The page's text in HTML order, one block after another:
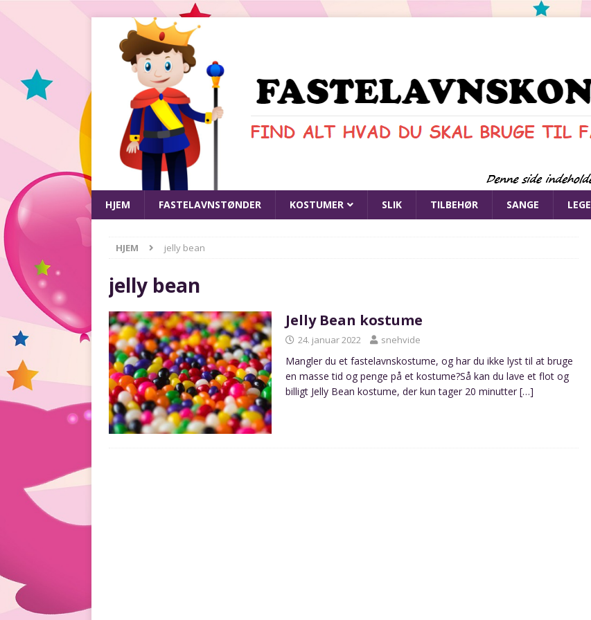
HJEM FASTELAVNSTØNDER KOSTUMER SLIK TILBEHØR SANGE LEGE
HJEM jelly bean
jelly bean
Jelly Bean kostume
24. januar 2022 snehvide
Mangler du et fastelavnskostume, og har du ikke lyst til at bruge
en masse tid og penge på et kostume?Så kan du lave et flot og
billigt Jelly Bean kostume, der kun tager 20 minutter […]